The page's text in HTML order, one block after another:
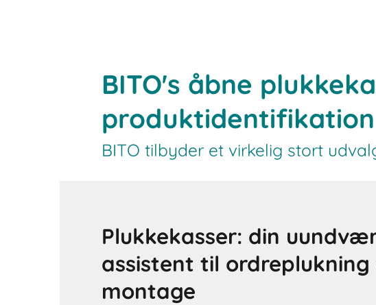
BITO's åbne
BITO tilbyder et virkelig stort
Plukkekasser: din
assistent til ordreplukning
montage